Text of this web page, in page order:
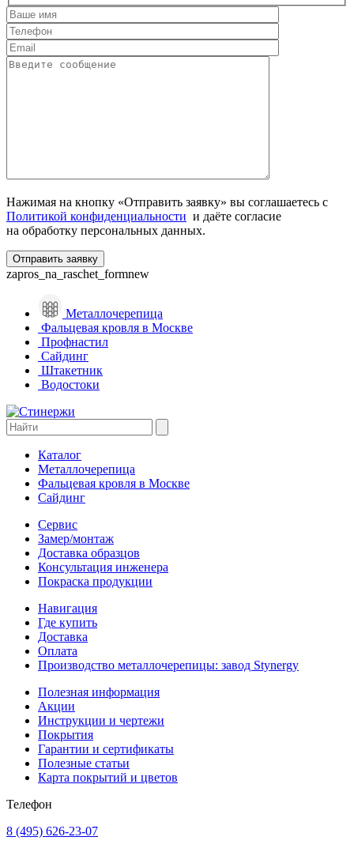
Нажимая на кнопку «Отправить заявку» вы соглашаетесь с
Политикой конфиденциальности и даёте согласие
на обработку персональных данных.
zapros_na_raschet_formnew
Металлочерепица
Фальцевая кровля в Москве
Профнастил
Сайдинг
Штакетник
Водостоки
Каталог
Металлочерепица
Фальцевая кровля в Москве
Сайдинг
Сервис
Замер/монтаж
Доставка образцов
Консультация инженера
Покраска продукции
Навигация
Где купить
Доставка
Оплата
Производство металлочерепицы: завод Stynergy
Полезная информация
Акции
Инструкции и чертежи
Покрытия
Гарантии и сертификаты
Полезные статьи
Карта покрытий и цветов
Телефон
8 (495) 626-23-07